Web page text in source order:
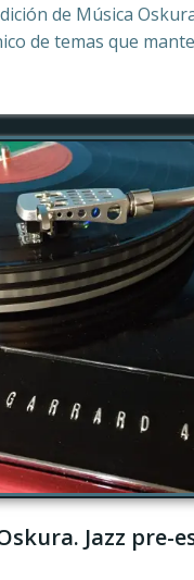
de Música
de temas que
Jazz pre-